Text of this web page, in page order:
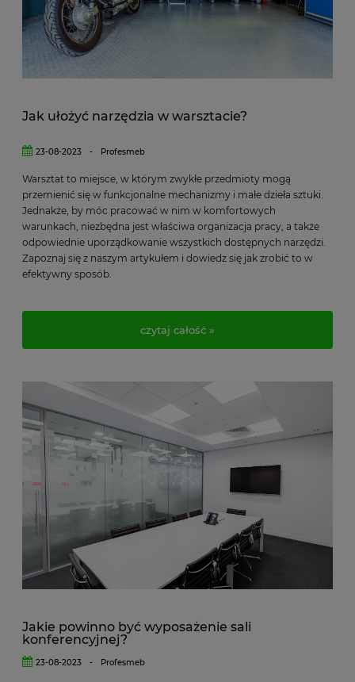
Jak ułożyć narzędzia w warsztacie?
23-08-2023 - Profesmeb
Warsztat to miejsce, w którym zwykłe przedmioty mogą
przemienić się w funkcjonalne mechanizmy i małe dzieła sztuki.
Jednakże, by móc pracować w nim w komfortowych
warunkach, niezbędna jest właściwa organizacja pracy, a także
odpowiednie uporządkowanie wszystkich dostępnych narzędzi.
Zapoznaj się z naszym artykułem i dowiedz się jak zrobić to w
efektywny sposób.
czytaj całość »
Jakie powinno być wyposażenie sali
konferencyjnej?
23-08-2023 - Profesmeb